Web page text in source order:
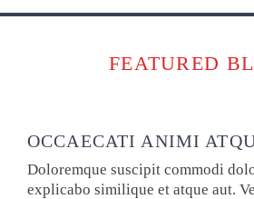
FEATURED
OCCAECATI ANIMI
Doloremque suscipit commodi
explicabo similique et atque aut.